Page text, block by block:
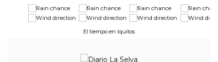
-
-
-
-
-
-
-
-
El tiempo en Iquitos